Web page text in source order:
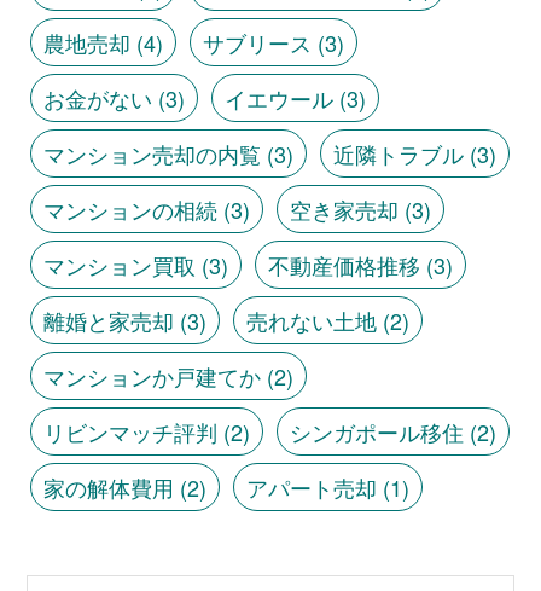
農地売却 (4) サブリース (3)
お金がない (3) イエウール(3)
マンション売却の内覧 (3) 近隣トラブル(3)
マンションの相続(3) 空き家売却 (3)
マンション買取 (3) 不動産価格推移 (3)
離婚と家売却 (3) 売れない土地(2)
マンションか戸建てか(2)
リビンマッチ評判 (2) シンガポール移住 (2)
家の解体費用 (2) アパート売却 (1)